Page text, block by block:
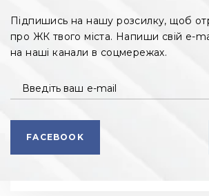
Підпишись на нашу розсилку, щоб
про ЖК твого міста. Напиши свій e-
на наші канали в соцмережах.
Введіть ваш e-mail
FACEBOOK